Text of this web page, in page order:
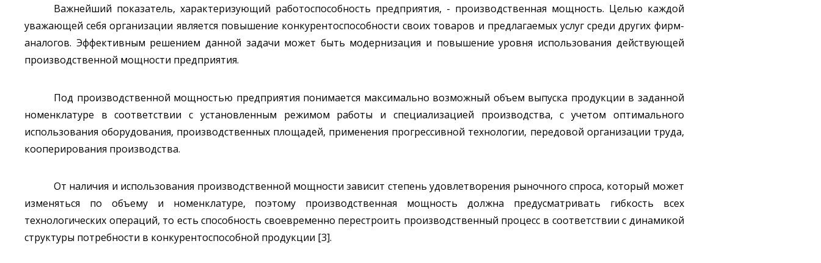
Важнейший показатель, характеризующий работоспособность предприятия, - производственная мощность. Целью каждой
уважающей себя организации является повышение конкурентоспособности своих товаров и предлагаемых услуг среди других фирм-
аналогов. Эффективным решением данной задачи может быть модернизация и повышение уровня использования действующей
производственной мощности предприятия.
Под производственной мощностью предприятия понимается максимально возможный объем выпуска продукции в заданной
номенклатуре в соответствии с установленным режимом работы и специализацией производства, с учетом оптимального
использования оборудования, производственных площадей, применения прогрессивной технологии, передовой организации труда,
кооперирования производства.
От наличия и использования производственной мощности зависит степень удовлетворения рыночного спроса, который может
изменяться по объему и номенклатуре, поэтому производственная мощность должна предусматривать гибкость всех
технологических операций, то есть способность своевременно перестроить производственный процесс в соответствии с динамикой
структуры потребности в конкурентоспособной продукции [3].